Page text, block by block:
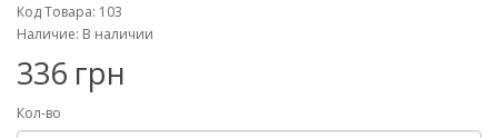
Код Товара: 103
Наличие: В наличии
336 грн
Кол-во